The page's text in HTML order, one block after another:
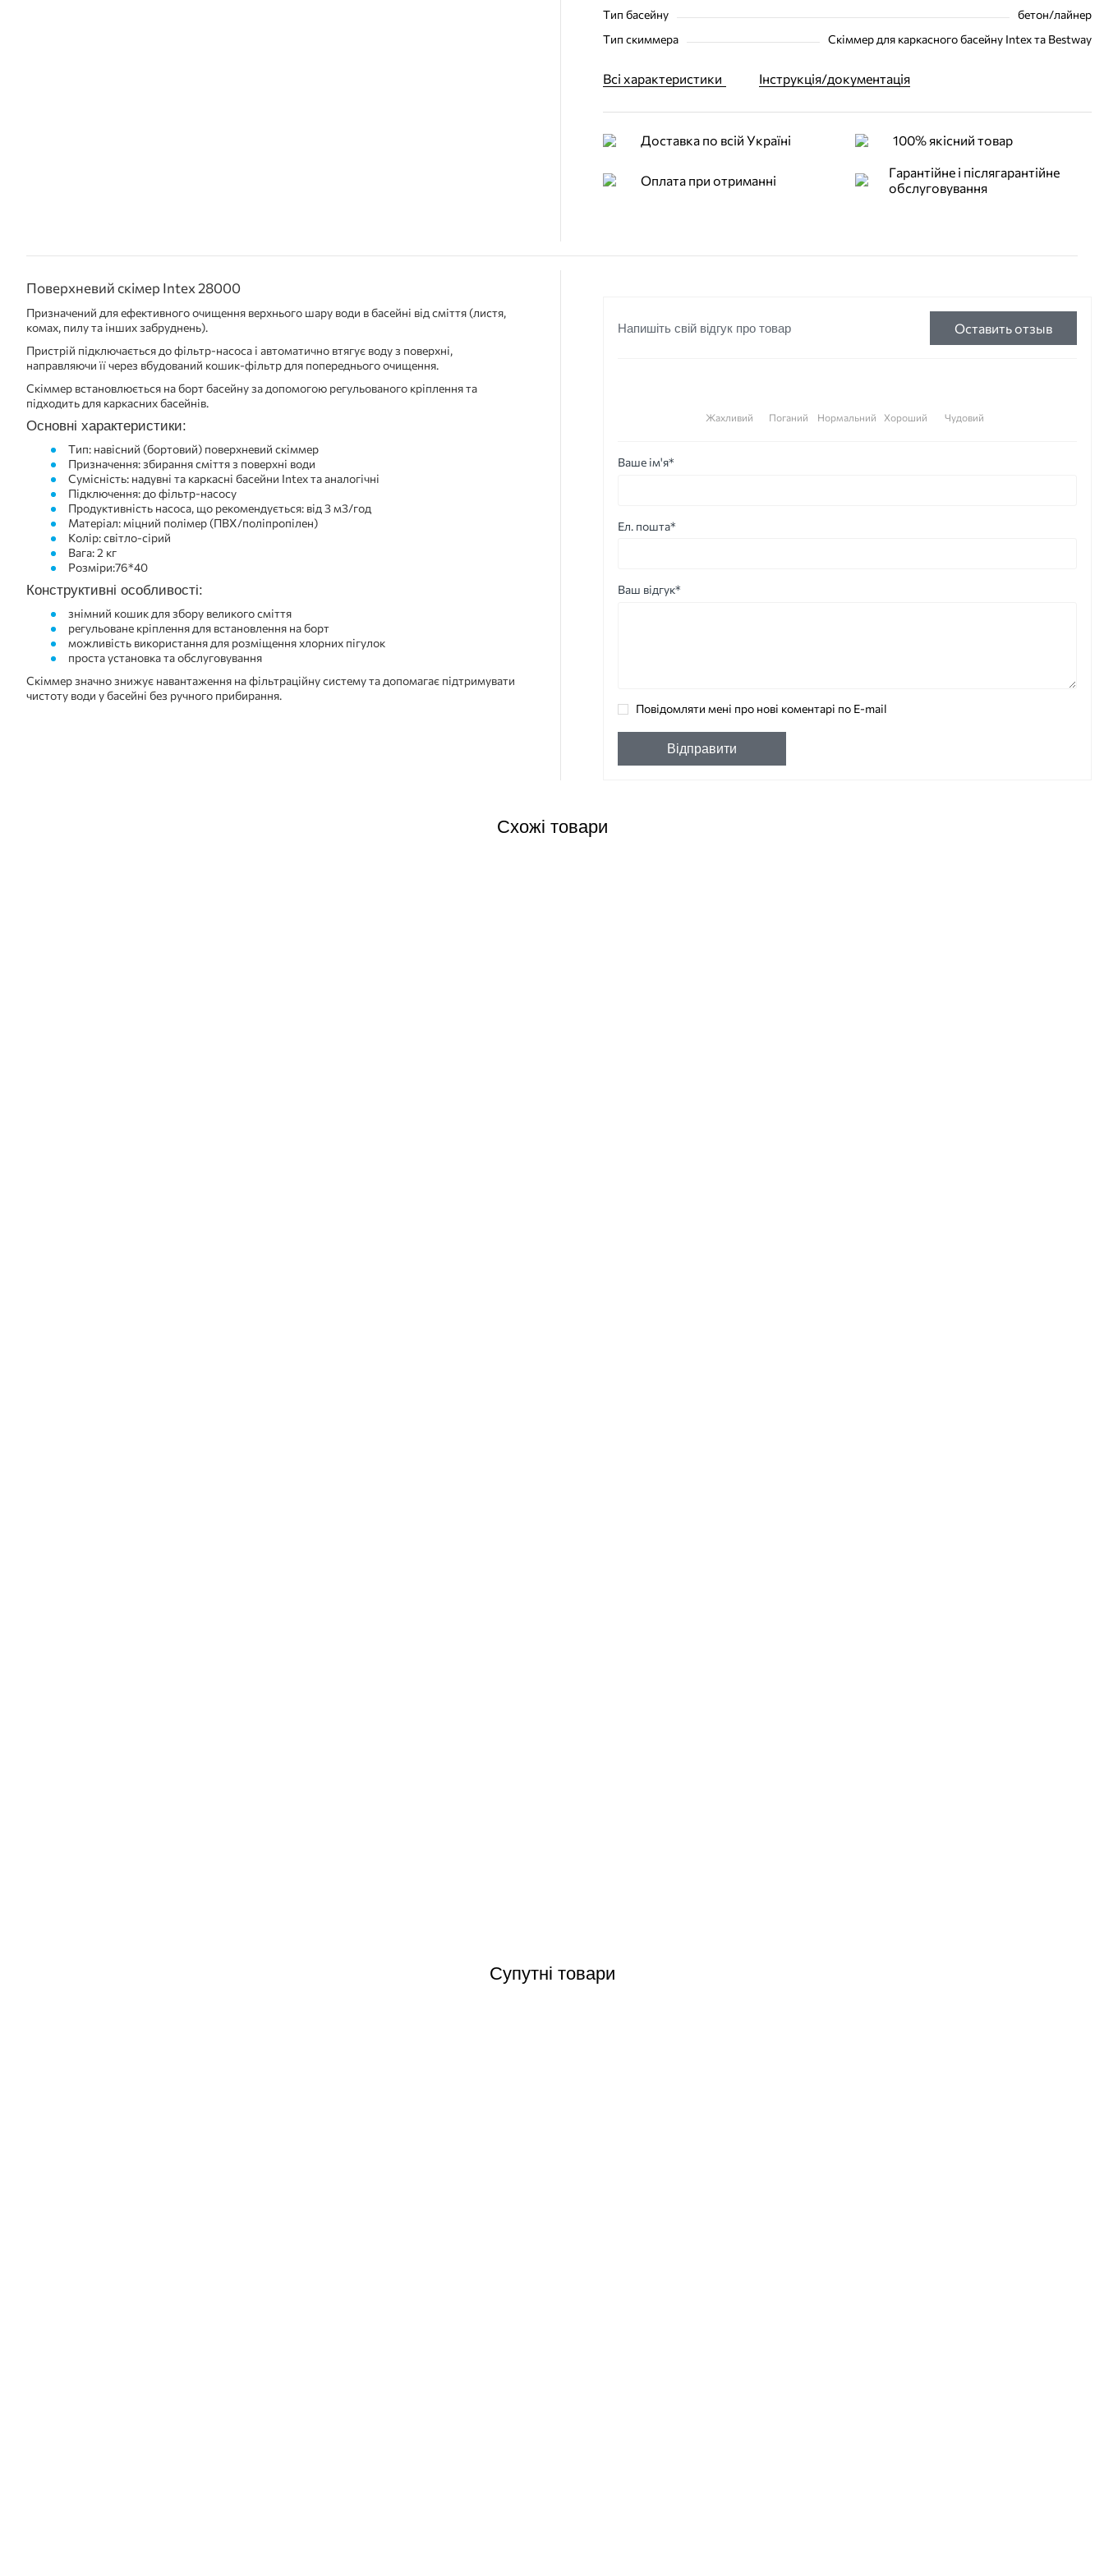
Тип басейну
бетон/лайнер
Тип скиммера
Скіммер для каркасного басейну Intex та Bestway
Всі характеристики Інструкція/документація
Доставка по всій Україні 100% якісний товар
Оплата при отриманні
Гарантійне і післягарантійне
обслуговування
Поверхневий скімер Intex 28000
Призначений для ефективного очищення верхнього шару води в басейні від сміття (листя,
комах, пилу та інших забруднень).
Пристрій підключається до фільтр-насоса і автоматично втягує воду з поверхні,
направляючи її через вбудований кошик-фільтр для попереднього очищення.
Скіммер встановлюється на борт басейну за допомогою регульованого кріплення та
підходить для каркасних басейнів.
Основні характеристики:
Тип: навісний (бортовий) поверхневий скіммер
Призначення: збирання сміття з поверхні води
Сумісність: надувні та каркасні басейни Intex та аналогічні
Підключення: до фільтр-насосу
Продуктивність насоса, що рекомендується: від 3 м3/год
Матеріал: міцний полімер (ПВХ/поліпропілен)
Колір: світло-сірий
Вага: 2 кг
Розміри:76*40
Конструктивні особливості:
знімний кошик для збору великого сміття
регульоване кріплення для встановлення на борт
можливість використання для розміщення хлорних пігулок
проста установка та обслуговування
Скіммер значно знижує навантаження на фільтраційну систему та допомагає підтримувати
чистоту води у басейні без ручного прибирання.
Напишіть свій відгук про товар Оставить отзыв
Чудовий
Хороший
Нормальний
Поганий
Жахливий
Ваше ім'я*
Ел. пошта*
Ваш відгук*
Повідомляти мені про нові коментарі по E-mail
Відправити
Схожі товари
Супутні товари